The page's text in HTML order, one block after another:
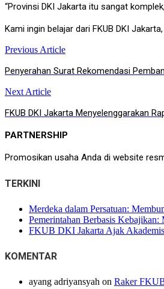
“Provinsi DKI Jakarta itu sangat
Kami ingin belajar dari FKUB DKI
Post
navigation
Previous Article
Penyerahan Surat Rekomendasi
Next Article
FKUB DKI Jakarta Menyelenggarakan
PARTNERSHIP
Promosikan usaha Anda di website
TERKINI
Merdeka dalam Persatuan:
Pemerintahan Berbasis
FKUB DKI Jakarta Ajak
KOMENTAR
ayang adriyansyah on Raker